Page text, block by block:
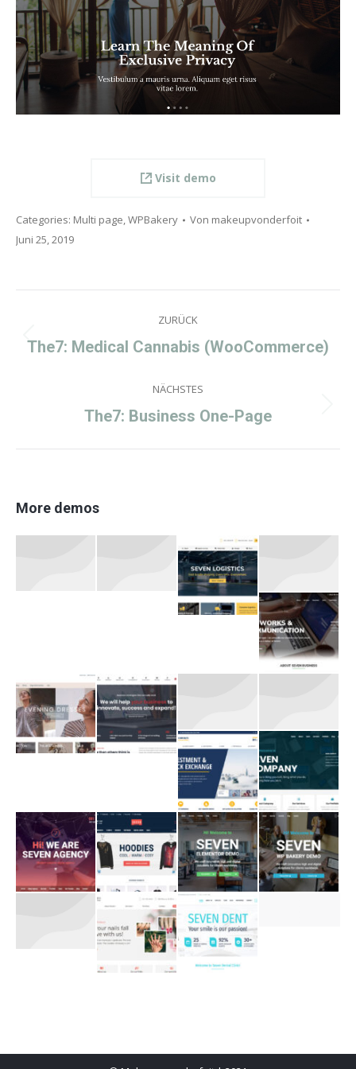
Visit demo
Categories: Multi page,WPBakery Von makeupvonderfoit
Juni 25, 2019
navigation
ZURÜCK
Previous
The7: Medical Cannabis (WooCommerce)
NÄCHSTES
Next
The7: Business One-Page
More demos